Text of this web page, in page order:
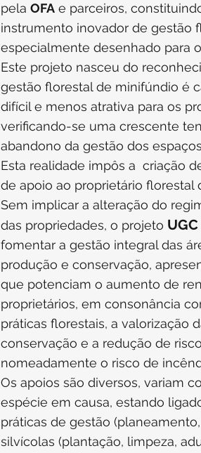
pela OFA e parceiros,
instrumento inovador de gestão
especialmente desenhado para
Este projeto nasceu do
gestão florestal de minifúndio é
difícil e menos atrativa para os
verificando-se uma crescente
abandono da gestão dos
Esta realidade impôs a criação
de apoio ao proprietário florestal
Sem implicar a alteração do
das propriedades, o projeto UGC
fomentar a gestão integral das
produção e conservação,
que potenciam o aumento de
proprietários, em consonância
práticas florestais, a valorização
conservação e a redução de
nomeadamente o risco de
Os apoios são diversos, variam
espécie em causa, estando
práticas de gestão
silvícolas (plantação, limpeza,